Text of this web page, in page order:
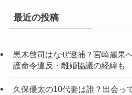
最近の投稿
黒木啓司はなぜ逮捕？宮崎麗果
護命令違反・離婚協議の経緯も
久保優太の10代妻は誰？出会っ